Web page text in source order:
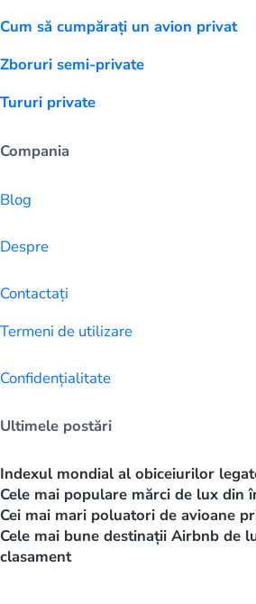
Cum să cumpărați un avion privat
Zboruri semi-private
Tururi private
Compania
Blog
Despre
Contactați
Termeni de utilizare
Confidențialitate
Ultimele postări
Indexul mondial al obiceiurilor
Cele mai populare mărci de lux din
Cei mai mari poluatori de avioane
Cele mai bune destinații Airbnb de
clasament